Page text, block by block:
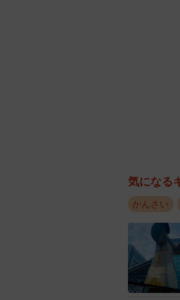
近年は配
便乗した
気になる
かんさい